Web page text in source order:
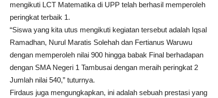
mengikuti LCT Matematika di UPP telah berhasil memperoleh
peringkat terbaik 1.
“Siswa yang kita utus mengikuti kegiatan tersebut adalah Iqsal
Ramadhan, Nurul Maratis Solehah dan Fertianus Waruwu
dengan memperoleh nilai 900 hingga babak Final berhadapan
dengan SMA Negeri 1 Tambusai dengan meraih peringkat 2
Jumlah nilai 540,” tuturnya.
Firdaus juga mengungkapkan, ini adalah sebuah prestasi yang